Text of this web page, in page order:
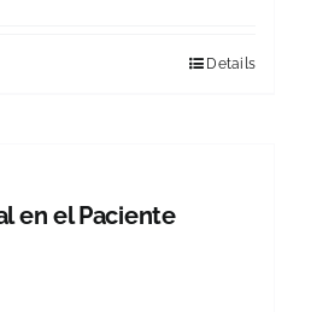
Details
en el Paciente